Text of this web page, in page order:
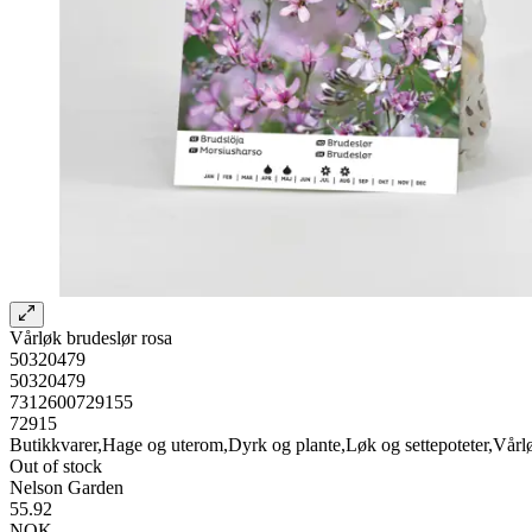
Vårløk brudeslør rosa
50320479
50320479
7312600729155
72915
Butikkvarer,Hage og uterom,Dyrk og plante,Løk og
Out of stock
Nelson Garden
55.92